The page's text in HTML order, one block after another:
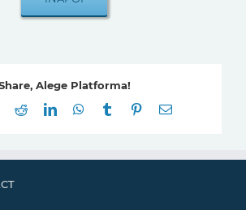
Alege Platforma!
RedditLinkedInWhatsApp
Tumblr Pinterest
E-